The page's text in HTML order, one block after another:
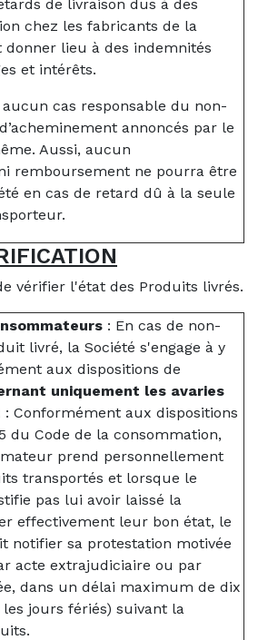
de livraison dus à des
chez les fabricants de la
donner lieu à des indemnités
et intérêts.
aucun cas responsable du non-
annoncés par le
Aussi, aucun
remboursement ne pourra être
en cas de retard dû à la seule
vérifier l'état des Produits livrés.
: En cas de non-
livré, la Société s'engage à y
aux dispositions de
uniquement les avaries
: Conformément aux dispositions
du Code de la consommation,
prend personnellement
transportés et lorsque le
pas lui avoir laissé la
effectivement leur bon état, le
notifier sa protestation motivée
acte extrajudiciaire ou par
dans un délai maximum de dix
jours fériés) suivant la